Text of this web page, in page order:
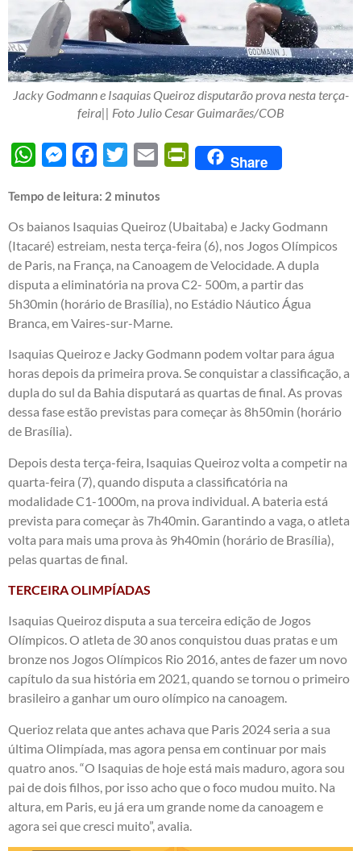
Jacky Godmann e Isaquias Queiroz disputarão prova nesta terça-
feira|| Foto Julio Cesar Guimarães/COB
WhatsAppMessengerFacebook
Twitter Email PrintFriendly
Share
Tempo de leitura: 2 minutos
Os baianos Isaquias Queiroz (Ubaitaba) e Jacky Godmann
(Itacaré) estreiam, nesta terça-feira (6), nos Jogos Olímpicos
de Paris, na França, na Canoagem de Velocidade. A dupla
disputa a eliminatória na prova C2- 500m, a partir das
5h30min (horário de Brasília), no Estádio Náutico Água
Branca, em Vaires-sur-Marne.
Isaquias Queiroz e Jacky Godmann podem voltar para água
horas depois da primeira prova. Se conquistar a classificação, a
dupla do sul da Bahia disputará as quartas de final. As provas
dessa fase estão previstas para começar às 8h50min (horário
de Brasília).
Depois desta terça-feira, Isaquias Queiroz volta a competir na
quarta-feira (7), quando disputa a classificatória na
modalidade C1-1000m, na prova individual. A bateria está
prevista para começar às 7h40min. Garantindo a vaga, o atleta
volta para mais uma prova às 9h40min (horário de Brasília),
pelas quartas de final.
TERCEIRA OLIMPÍADAS
Isaquias Queiroz disputa a sua terceira edição de Jogos
Olímpicos. O atleta de 30 anos conquistou duas pratas e um
bronze nos Jogos Olímpicos Rio 2016, antes de fazer um novo
capítulo da sua história em 2021, quando se tornou o primeiro
brasileiro a ganhar um ouro olímpico na canoagem.
Querioz relata que antes achava que Paris 2024 seria a sua
última Olimpíada, mas agora pensa em continuar por mais
quatro anos. “O Isaquias de hoje está mais maduro, agora sou
pai de dois filhos, por isso acho que o foco mudou muito. Na
altura, em Paris, eu já era um grande nome da canoagem e
agora sei que cresci muito”, avalia.